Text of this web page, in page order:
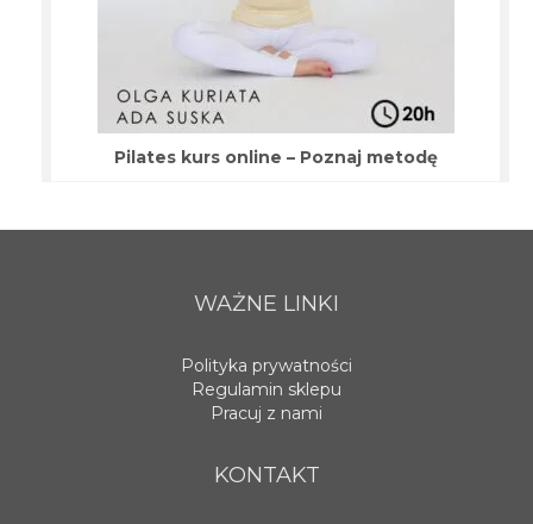
Pilates kurs online – Poznaj metodę
WAŻNE LINKI
Polityka prywatności
Regulamin sklepu
Pracuj z nami
KONTAKT